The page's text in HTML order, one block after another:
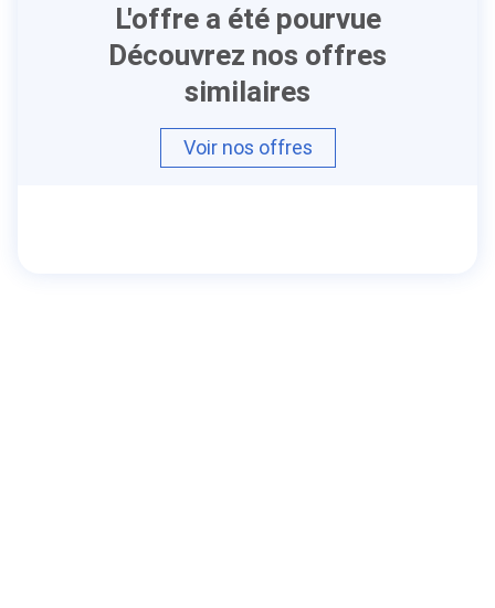
L'offre a été pourvue
Découvrez nos offres
similaires
Voir nos offres